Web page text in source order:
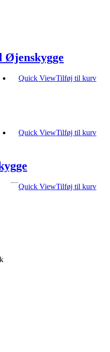
Øjenskygge
Tilføj til kurv
Quick View
Tilføj til kurv
Quick View
Tilføj til kurv
Quick View